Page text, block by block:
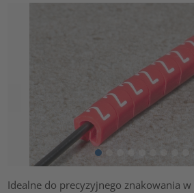
Idealne do precyzyjnego znakowania